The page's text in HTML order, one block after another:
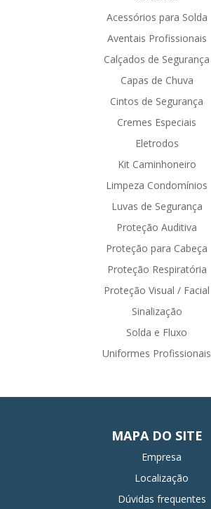
Acessórios para Solda
Aventais Profissionais
Calçados de Segurança
Capas de Chuva
Cintos de Segurança
Cremes Especiais
Eletrodos
Kit Caminhoneiro
Limpeza Condomínios
Luvas de Segurança
Proteção Auditiva
Proteção para Cabeça
Proteção Respiratória
Proteção Visual / Facial
Sinalização
Solda e Fluxo
Uniformes Profissionais
MAPA DO SITE
Empresa
Localização
Dúvidas frequentes